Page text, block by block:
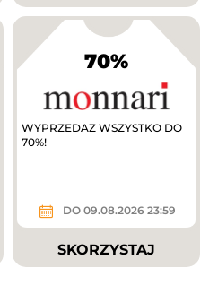
70%
WYPRZEDAZ WSZYSTKO DO
70%!
DO 09.08.2026 23:59
SKORZYSTAJ